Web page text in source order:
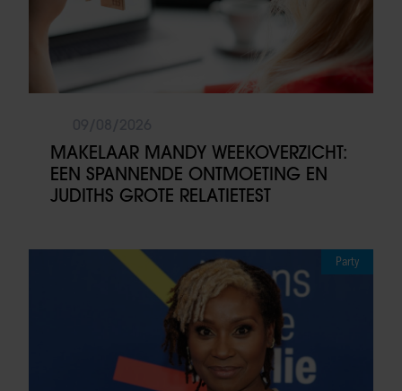
MAKELAAR MANDY WEEKOVERZICHT:
EEN SPANNENDE ONTMOETING EN
JUDITHS GROTE RELATIETEST
Party